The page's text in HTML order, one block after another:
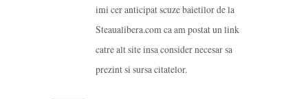
imi cer anticipat scuze baietilor de la
Steaualibera.com ca am postat un link
catre alt site insa consider necesar sa
prezint si sursa citatelor.